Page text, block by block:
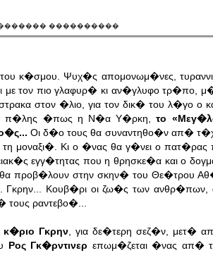
����������
κ�σμου. Ψυχ�ς απομονωμ�νες,
με τον πιο γλαφυρ� κι αν�γλυφο
στον �λιο, για τον δικ� του λ�γο ο
π�λης �πως η Ν�α Υ�ρκη,το
Οι δ�ο τους θα συναντηθο�ν απ�
μοναξι�. Κι ο �νας θα γ�νει ο πατ�ρας
εγγ�τητας που η θρησκε�α και ο
προβ�λουν στην σκην� του Θε�τρου
κ. Γκρην... Κουβ�ρι οι ζω�ς των
ραντεβο�...
κ�ριο Γκρην , για δε�τερη σεζ�ν, μετ�
Ρος Γκ�ρντινερ επωμ�ζεται �νας απ�